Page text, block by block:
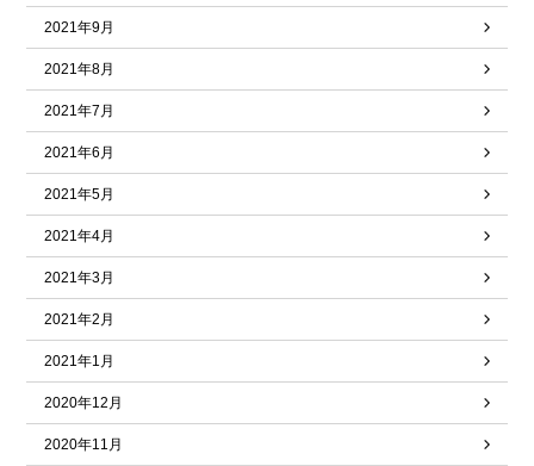
2021年9月
2021年8月
2021年7月
2021年6月
2021年5月
2021年4月
2021年3月
2021年2月
2021年1月
2020年12月
2020年11月